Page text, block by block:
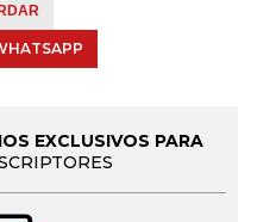
EXCLUSIVOS PARA